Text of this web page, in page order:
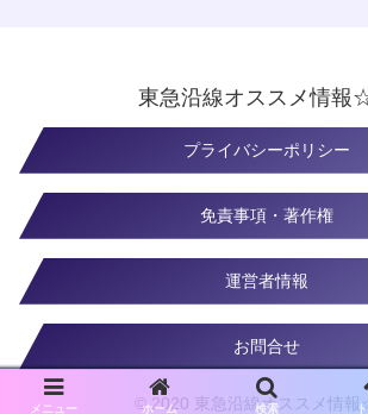
東急沿線オススメ情報
プライバシーポリシー
免責事項・著作権
運営者情報
お問合せ
© 2020 東急沿線オススメ情報
メニュー ホーム 検索